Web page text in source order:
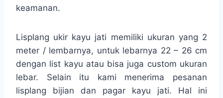
keamanan.
Lisplang ukir kayu jati memiliki ukuran yang 2
meter / lembarnya, untuk lebarnya 22 – 26 cm
dengan list kayu atau bisa juga custom ukuran
lebar. Selain itu kami menerima pesanan
lisplang bijian dan pagar kayu jati. Hal ini